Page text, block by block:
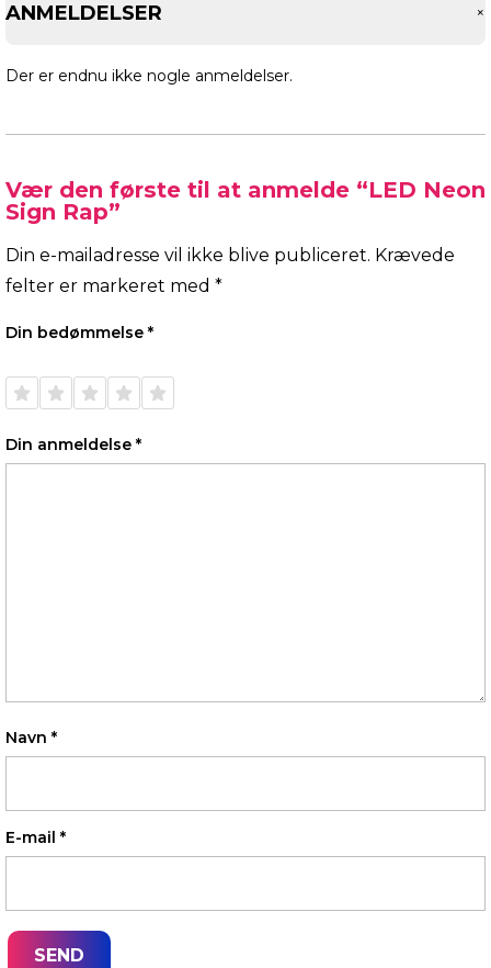
ANMELDELSER +
Der er endnu ikke nogle anmeldelser.
Vær den første til at anmelde “LED Neon
Sign Rap”
Din e-mailadresse vil ikke blive publiceret. Krævede
felter er markeret med *
Din bedømmelse *
Din anmeldelse *
Navn *
E-mail *